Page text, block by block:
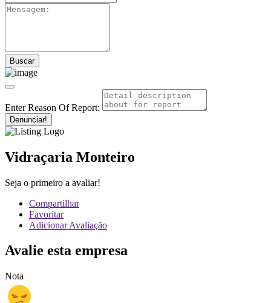
Enter Reason Of Report:
Denunciar!
Vidraçaria Monteiro
Seja o primeiro a avaliar!
Compartilhar
Favoritar
Adicionar Avaliação
Avalie esta empresa
Nota